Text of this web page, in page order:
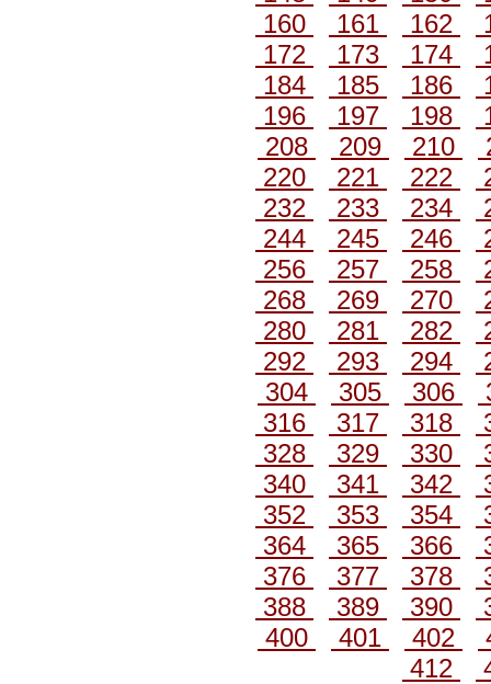
160
161 162
172
173 174
184
185 186
196
197 198
208
209 210
220
221 222
232
233 234
244
245 246
256
257 258
268
269 270
280
281 282
292
293 294
304
305 306
316
317 318
328
329 330
340
341 342
352
353 354
364
365 366
376
377 378
388
389 390
400
401 402
412